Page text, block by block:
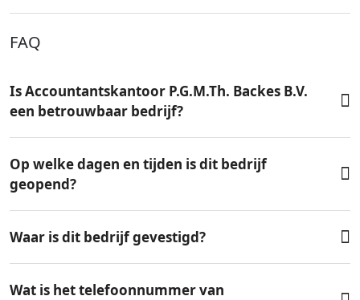
FAQ
Is Accountantskantoor P.G.M.Th. Backes B.V.
een betrouwbaar bedrijf?
Op welke dagen en tijden is dit bedrijf
geopend?
Waar is dit bedrijf gevestigd?
Wat is het telefoonnummer van